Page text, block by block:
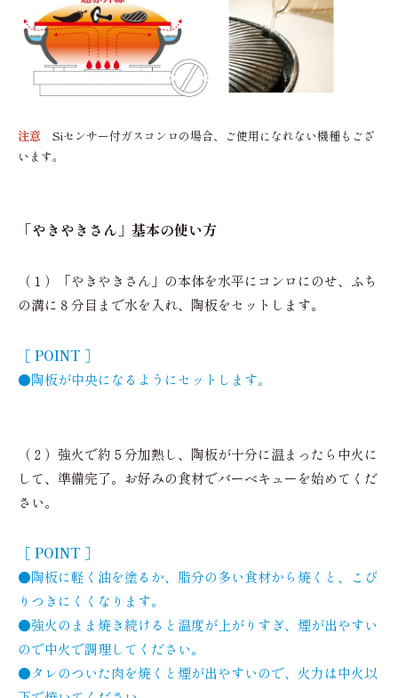
注意 Siセンサー付ガスコンロの場合、ご使用になれない機種もござ
います。
「やきやきさん」基本の使い方
（１）「やきやきさん」の本体を水平にコンロにのせ、ふち
の溝に８分目まで水を入れ、陶板をセットします。
［ POINT ］
●陶板が中央になるようにセットします。
（２）強火で約５分加熱し、陶板が十分に温まったら中火に
して、準備完了。お好みの食材でバーベキューを始めてくだ
さい。
［ POINT ］
●陶板に軽く油を塗るか、脂分の多い食材から焼くと、こび
りつきにくくなります。
●強火のまま焼き続けると温度が上がりすぎ、煙が出やすい
ので中火で調理してください。
●タレのついた肉を焼くと煙が出やすいので、火力は中火以